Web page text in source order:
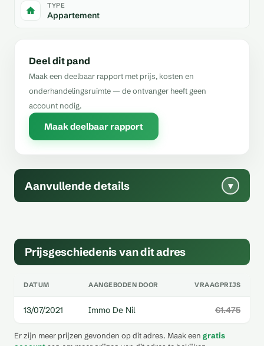
TYPE
Appartement
Deel dit pand
Maak een deelbaar rapport met prijs, kosten en
onderhandelingsruimte — de ontvanger heeft geen
account nodig.
Maak deelbaar rapport
Aanvullende details ▾
Prijsgeschiedenis van dit adres
DATUM AANGEBODEN DOOR VRAAGPRIJS
13/07/2021 Immo De Nil €1.475
Er zijn meer prijzen gevonden op dit adres. Maak een gratis